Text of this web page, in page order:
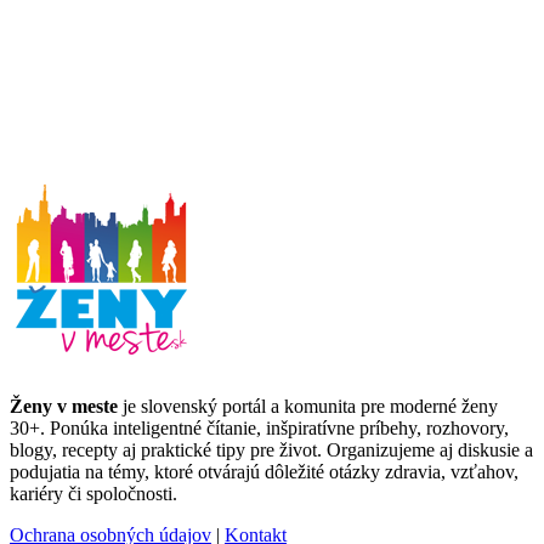
Ženy v meste je slovenský portál a komunita pre moderné ženy
30+. Ponúka inteligentné čítanie, inšpiratívne príbehy, rozhovory,
blogy, recepty aj praktické tipy pre život. Organizujeme aj diskusie a
podujatia na témy, ktoré otvárajú dôležité otázky zdravia, vzťahov,
kariéry či spoločnosti.
Ochrana osobných údajov | Kontakt